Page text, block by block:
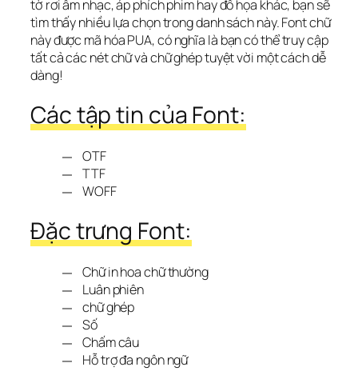
tờ rơi âm nhạc, áp phích phim hay đồ họa khác, bạn sẽ
tìm thấy nhiều lựa chọn trong danh sách này. Font chữ
này được mã hóa PUA, có nghĩa là bạn có thể truy cập
tất cả các nét chữ và chữ ghép tuyệt vời một cách dễ
dàng!
Các tập tin của Font:
OTF
TTF
WOFF
Đặc trưng Font:
Chữ in hoa chữ thường
Luân phiên
chữ ghép
Số
Chấm câu
Hỗ trợ đa ngôn ngữ